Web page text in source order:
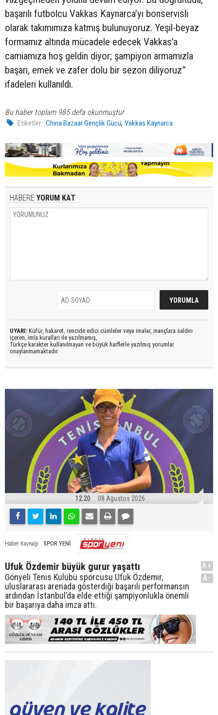
başarılı futbolcu Vakkas Kaynarca’yı bonservisli
olarak takımımıza katmış bulunuyoruz. Yeşil-beyaz
formamız altında mücadele edecek Vakkas’a
camiamıza hoş geldin diyor; şampiyon armamızla
başarı, emek ve zafer dolu bir sezon diliyoruz”
ifadeleri kullanıldı.
Bu haber toplam 985 defa okunmuştur
Etiketler : China Bazaar Gençlik Gücü,Vakkas Kaynarca
HABERE YORUM KAT
UYARI: Küfür, hakaret, rencide edici cümleler veya imalar, inançlara saldırı
içeren, imla kuralları ile yazılmamış,
Türkçe karakter kullanılmayan ve büyük harflerle yazılmış yorumlar
onaylanmamaktadır.
12:20 08 Ağustos 2026
Haber Kaynağı SPOR YENİ
Ufuk Özdemir büyük gurur yaşattı
Gönyeli Tenis Kulübü sporcusu Ufuk Özdemir,
uluslararası arenada gösterdiği başarılı performansın
ardından İstanbul’da elde ettiği şampiyonlukla önemli
bir başarıya daha imza attı.
A+
A-